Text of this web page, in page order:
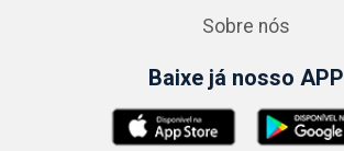
Sobre nós
Baixe já nosso APP